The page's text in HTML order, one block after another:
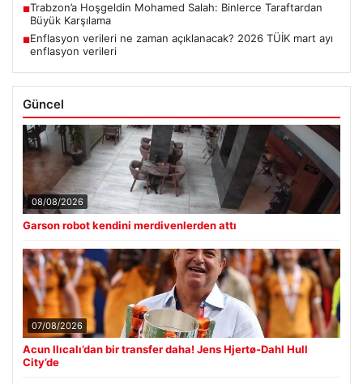
■Trabzon’a Hoşgeldin Mohamed Salah: Binlerce Taraftardan
Büyük Karşılama
■Enflasyon verileri ne zaman açıklanacak? 2026 TÜİK mart ayı
enflasyon verileri
Güncel
08/08/2026
Garson robot kendini merdivenlerden attı
07/08/2026
Acun Ilıcalı’dan bir transfer daha! Jens Hjertø-Dahl Hull
City’de